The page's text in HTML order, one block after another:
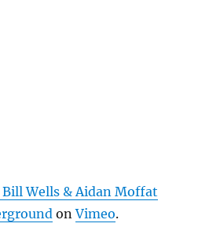
Bill Wells & Aidan Moffat
onVimeo.